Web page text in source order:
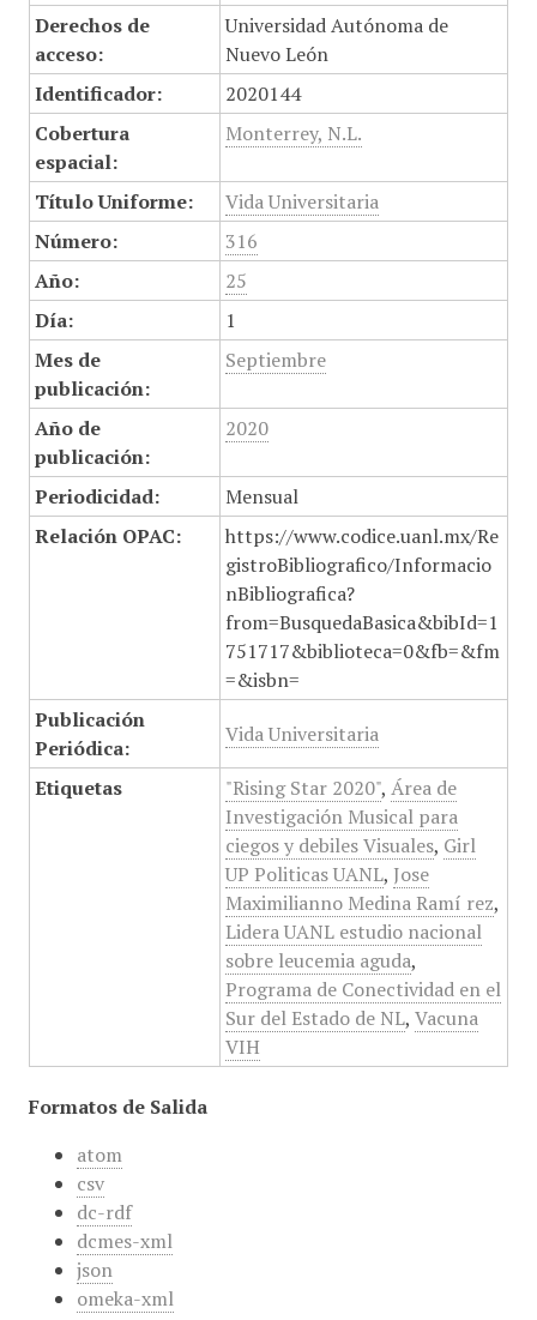
Derechos de
acceso:
Universidad Autónoma de
Nuevo León
Identificador:
2020144
Cobertura
espacial:
Monterrey, N.L.
Título Uniforme:
Vida Universitaria
Número:
316
Año:
25
Día:
1
Mes de
publicación:
Septiembre
Año de
publicación:
2020
Periodicidad:
Mensual
Relación OPAC:
https://www.codice.uanl.mx/Re
gistroBibliografico/Informacio
nBibliografica?
from=BusquedaBasica&bibId=1
751717&biblioteca=0&fb=&fm
=&isbn=
Publicación
Periódica:
Vida Universitaria
Etiquetas "Rising Star 2020", Área de
Investigación Musical para
ciegos y debiles Visuales, Girl
UP Politicas UANL, Jose
Maximilianno Medina Ramí rez,
Lidera UANL estudio nacional
sobre leucemia aguda,
Programa de Conectividad en el
Sur del Estado de NL, Vacuna
VIH
Formatos de Salida
atom
csv
dc-rdf
dcmes-xml
json
omeka-xml